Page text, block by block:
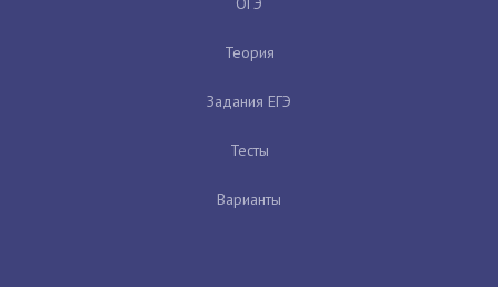
Теория
Задания ЕГЭ
Тесты
Варианты